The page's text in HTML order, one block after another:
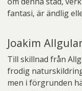
fantasi, är ändlig
Joakim
Till skillnad från
frodig
men i förgrunden